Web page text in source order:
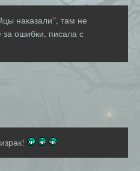
наказали”, там не
за ошибки, писала с